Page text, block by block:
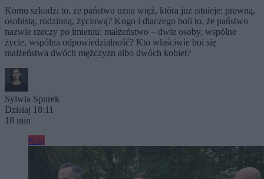
Komu szkodzi to, że państwo uzna więź, która już istnieje: prawną,
osobistą, rodzinną, życiową? Kogo i dlaczego boli to, że państwo
nazwie rzeczy po imieniu: małżeństwo – dwie osoby, wspólne
życie, wspólna odpowiedzialność? Kto właściwie boi się
małżeństwa dwóch mężczyzn albo dwóch kobiet?
Sylwia Spurek
Dzisiaj 18:11
18 min
Kraj